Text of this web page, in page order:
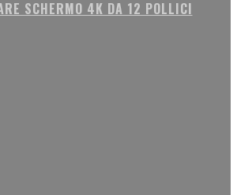
SCHERMO 4K DA 12 POLLICI